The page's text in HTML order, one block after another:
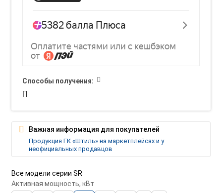
Все модели серии SR
Активная мощность, кВт
Способы получения:
Важная информация для покупателей
Продукция ГК «Штиль» на маркетплейсах и у
неофициальных продавцов